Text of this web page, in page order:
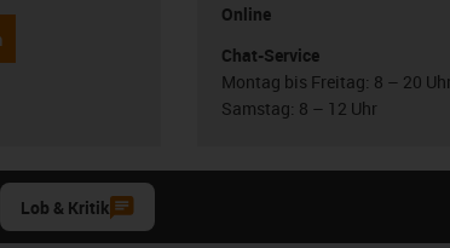
Online
Chat-Service
Montag bis Freitag: 8 – 20 Uhr
Samstag: 8 – 12 Uhr
Lob & Kritik